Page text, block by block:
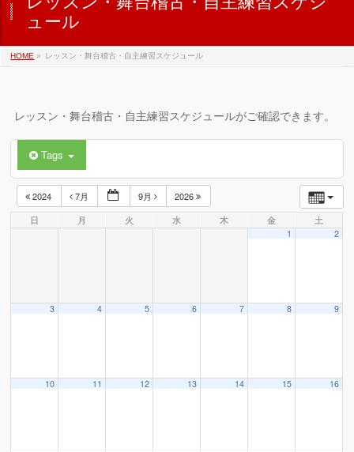
ュール
HOME » レッスン・舞台稽古・自主練習スケジュール
レッスン・舞台稽古・自主練習スケジュールがご確認できます。
Tags
2024 7月 9月
2026
日
月 火 水 木 金 土
1 2
3 4 5 6 7 8 9
10 11 12 13 14 15 16